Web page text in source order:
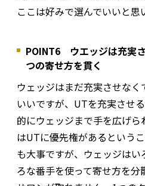
ここは好みで選んでいいと思
POINT6 ウエッジは充実
つの寄せ方を貫く
ウェッジはまだ充実させなく
いいですが、UTを充実させ
的にウェッジまで手を広げ
はUTに優先権があるという
も大事ですが、ウェッジは
ろな番手を使って寄せ方を分